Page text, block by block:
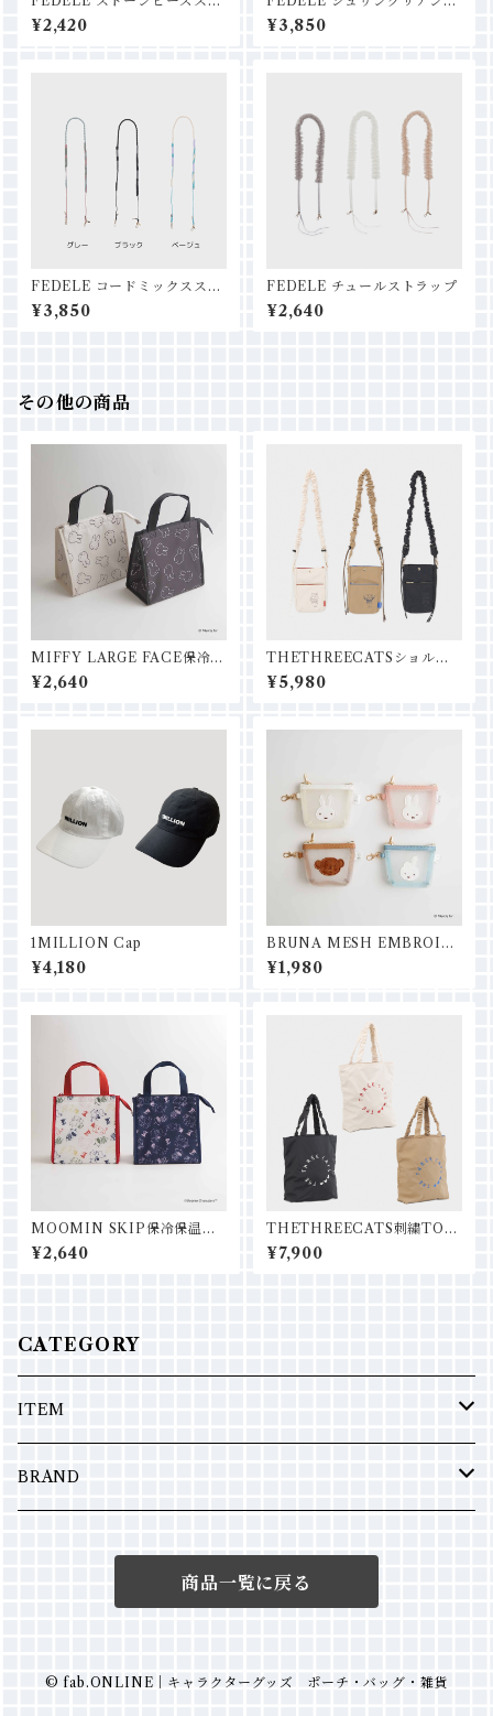
ラップ
¥2,420
トラップ
¥3,850
FEDELE コードミックススト
ラップ
¥3,850
FEDELE チュールストラップ
¥2,640
その他の商品
MIFFY LARGE FACE保冷保
温ランチバッグ
¥2,640
THETHREECATSショルダ
ーポーチ
¥5,980
1MILLION Cap
¥4,180
BRUNA MESH EMBROID
ERYマイクロミニ台形ポーチ
¥1,980
MOOMIN SKIP保冷保温ラ
ンチバッグ
¥2,640
THETHREECATS刺繍TOT
E
¥7,900
CATEGORY
ITEM
ポーチ
ミラー
BRAND
Moomin
商品一覧に戻る
© fab.ONLINE｜キャラクターグッズ ポーチ・バッグ・雑貨